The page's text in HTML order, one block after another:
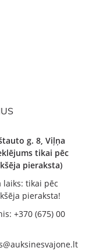
g. 8, Viļņa
tikai pēc
pieraksta)
laiks: tikai pēc
pieraksta!
+370 (675) 00